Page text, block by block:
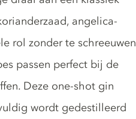
angelica-
rol zonder te schreeuwen
passen perfect bij de
Deze one-shot gin
wordt gedestilleerd